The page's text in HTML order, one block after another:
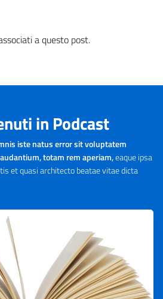
a questo post.
in Podcast
iste natus error sit voluptatem
totam rem aperiam,eaque ipsa
et quasi architecto beatae vitae dicta